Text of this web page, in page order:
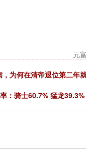
元
为何在清帝退位第二年
：骑士60.7% 猛龙39.3%